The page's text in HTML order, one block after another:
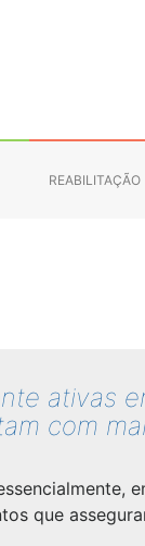
REABILITAÇÃO
ativas
com
que